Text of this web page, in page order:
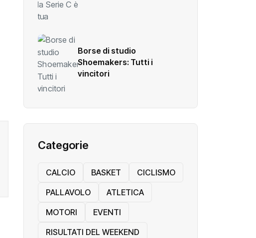
Borse di studio
Shoemakers: Tutti i
vincitori
Categorie
CALCIO BASKET
CICLISMO
PALLAVOLO
ATLETICA
MOTORI
EVENTI
RISULTATI DEL WEEKEND